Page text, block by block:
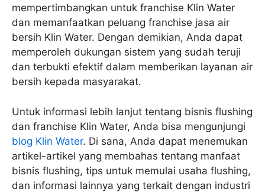
mempertimbangkan untuk franchise Klin Water
dan memanfaatkan peluang franchise jasa air
bersih Klin Water. Dengan demikian, Anda dapat
memperoleh dukungan sistem yang sudah teruji
dan terbukti efektif dalam memberikan layanan air
bersih kepada masyarakat.
Untuk informasi lebih lanjut tentang bisnis flushing
dan franchise Klin Water, Anda bisa mengunjungi
blog Klin Water. Di sana, Anda dapat menemukan
artikel-artikel yang membahas tentang manfaat
bisnis flushing, tips untuk memulai usaha flushing,
dan informasi lainnya yang terkait dengan industri